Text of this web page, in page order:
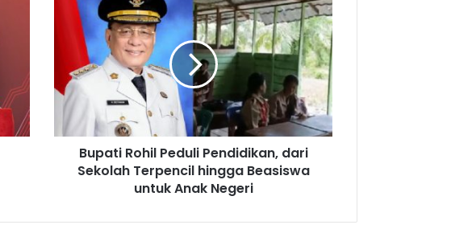
Bupati Rohil Peduli Pendidikan, dari
Sekolah Terpencil hingga Beasiswa
untuk Anak Negeri